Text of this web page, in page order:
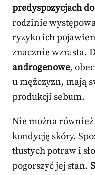
predyspozycjach
rodzinie
ryzyko ich
znacznie wzrasta.
androgenowe,
u mężczyzn, mają
produkcji sebum.
Nie można
kondycję skóry.
tłustych potraw i
pogorszyć jej stan.